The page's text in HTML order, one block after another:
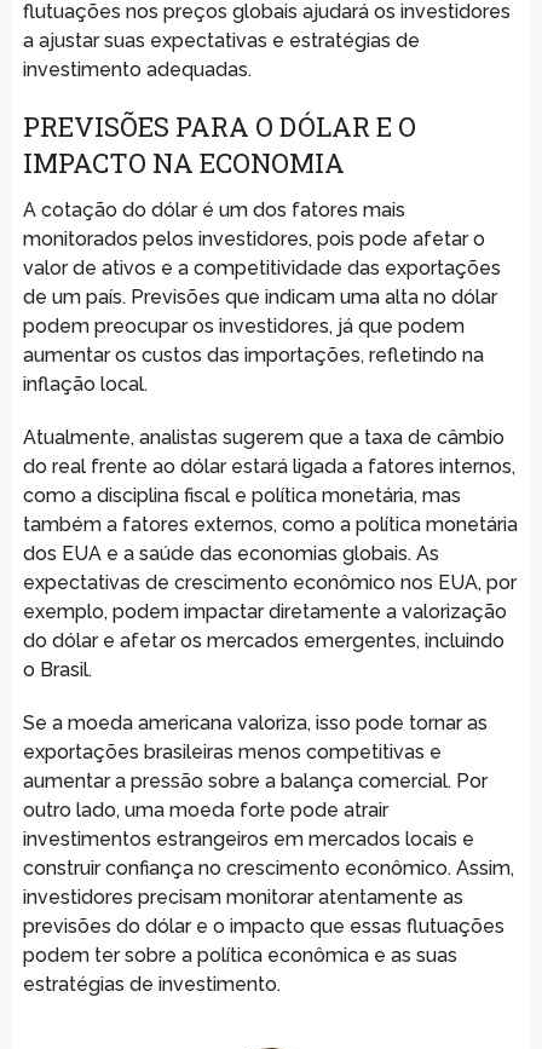
flutuações nos preços globais ajudará os investidores
a ajustar suas expectativas e estratégias de
investimento adequadas.
PREVISÕES PARA O DÓLAR E O
IMPACTO NA ECONOMIA
A cotação do dólar é um dos fatores mais
monitorados pelos investidores, pois pode afetar o
valor de ativos e a competitividade das exportações
de um país. Previsões que indicam uma alta no dólar
podem preocupar os investidores, já que podem
aumentar os custos das importações, refletindo na
inflação local.
Atualmente, analistas sugerem que a taxa de câmbio
do real frente ao dólar estará ligada a fatores internos,
como a disciplina fiscal e política monetária, mas
também a fatores externos, como a política monetária
dos EUA e a saúde das economias globais. As
expectativas de crescimento econômico nos EUA, por
exemplo, podem impactar diretamente a valorização
do dólar e afetar os mercados emergentes, incluindo
o Brasil.
Se a moeda americana valoriza, isso pode tornar as
exportações brasileiras menos competitivas e
aumentar a pressão sobre a balança comercial. Por
outro lado, uma moeda forte pode atrair
investimentos estrangeiros em mercados locais e
construir confiança no crescimento econômico. Assim,
investidores precisam monitorar atentamente as
previsões do dólar e o impacto que essas flutuações
podem ter sobre a política econômica e as suas
estratégias de investimento.